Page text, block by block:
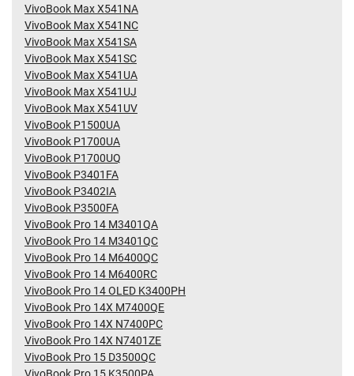
VivoBook Max X541NA
VivoBook Max X541NC
VivoBook Max X541SA
VivoBook Max X541SC
VivoBook Max X541UA
VivoBook Max X541UJ
VivoBook Max X541UV
VivoBook P1500UA
VivoBook P1700UA
VivoBook P1700UQ
VivoBook P3401FA
VivoBook P3402IA
VivoBook P3500FA
VivoBook Pro 14 M3401QA
VivoBook Pro 14 M3401QC
VivoBook Pro 14 M6400QC
VivoBook Pro 14 M6400RC
VivoBook Pro 14 OLED K3400PH
VivoBook Pro 14X M7400QE
VivoBook Pro 14X N7400PC
VivoBook Pro 14X N7401ZE
VivoBook Pro 15 D3500QC